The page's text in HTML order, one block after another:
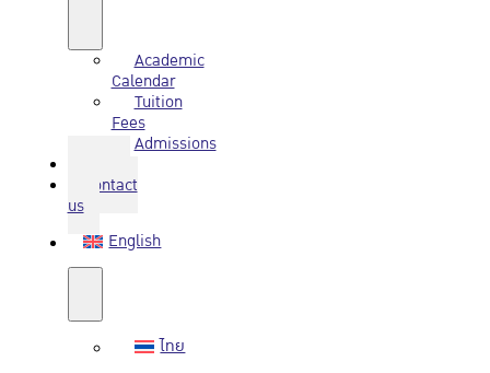
Academic
Calendar
Tuition
Fees
Admissions
Contact
us
English
ไทย